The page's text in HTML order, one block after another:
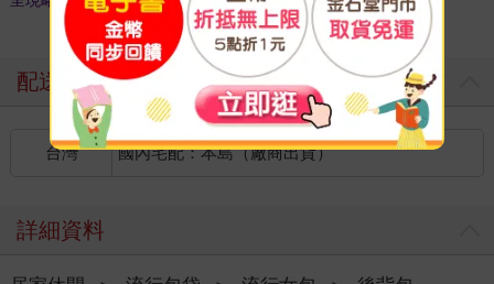
配送方式
台灣 國內宅配：本島（廠商出貨）
詳細資料